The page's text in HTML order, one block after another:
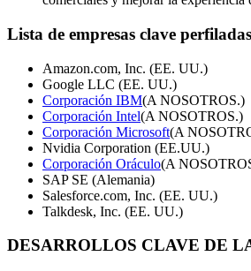
Lista de empresas clave
Amazon.com, Inc. (EE. UU.)
Google LLC (EE. UU.)
Corporación IBM(A NOSOTROS.)
Corporación Intel(A NOSOTROS.)
Corporación Microsoft(A
Nvidia Corporation (EE.UU.)
Corporación Oráculo(A
SAP SE (Alemania)
Salesforce.com, Inc. (EE. UU.)
Talkdesk, Inc. (EE. UU.)
DESARROLLOS CLAVE DE